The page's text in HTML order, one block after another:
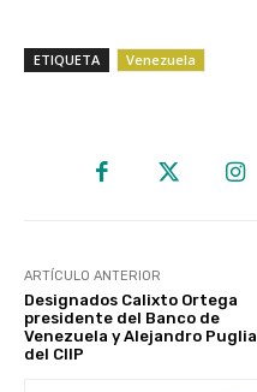
ETIQUETA Venezuela
ARTÍCULO ANTERIOR
Designados Calixto Ortega
presidente del Banco de
Venezuela y Alejandro Puglia
del CIIP